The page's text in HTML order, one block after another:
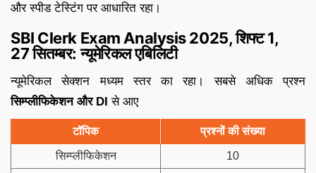
और स्पीड टेस्टिंग पर आधारित रहा।
SBI Clerk Exam Analysis 2025, शिफ्ट 1,
27 सितम्बर: न्यूमेरिकल एबिलिटी
न्यूमेरिकल सेक्शन मध्यम स्तर का रहा। सबसे अधिक प्रश्न
सिम्प्लीफिकेशन और DI से आए
टॉपिक प्रश्नों की संख्या
सिम्प्लीफिकेशन 10